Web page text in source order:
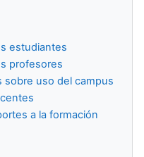
estudiantes
profesores
sobre uso del campus
a la formación